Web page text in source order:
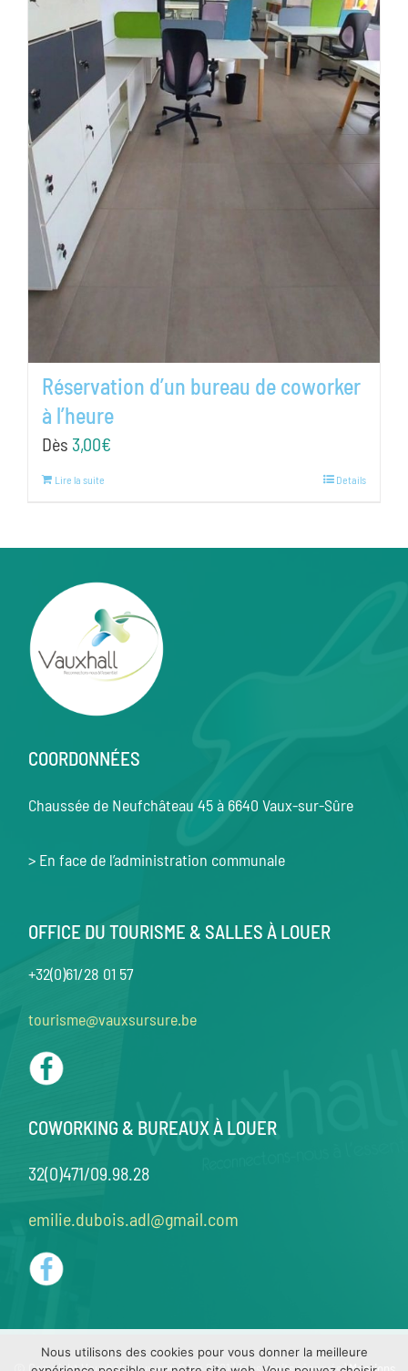
Réservation d’un bureau de coworker
à l’heure
Dès 3,00€
Lire la suite Details
COORDONNÉES
Chaussée de Neufchâteau 45 à 6640 Vaux-sur-Sûre
> En face de l’administration communale
OFFICE DU TOURISME & SALLES À LOUER
+32(0)61/28 01 57
tourisme@vauxsursure.be
COWORKING & BUREAUX À LOUER
32(0)471/09.98.28
emilie.dubois.adl@gmail.com
Nous utilisons des cookies pour vous donner la meilleure